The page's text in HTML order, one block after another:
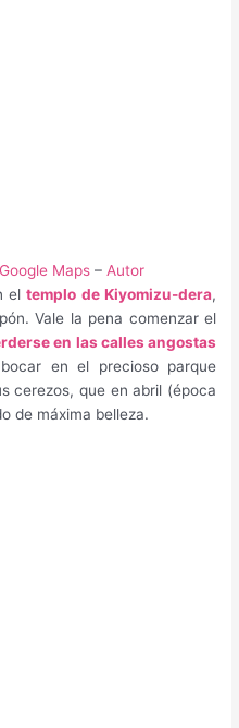
Google Maps – Autor
eltemplo de Kiyomizu-dera,
Vale la pena comenzar el
en las calles angostas
en el precioso parque
cerezos, que en abril (época
de máxima belleza.